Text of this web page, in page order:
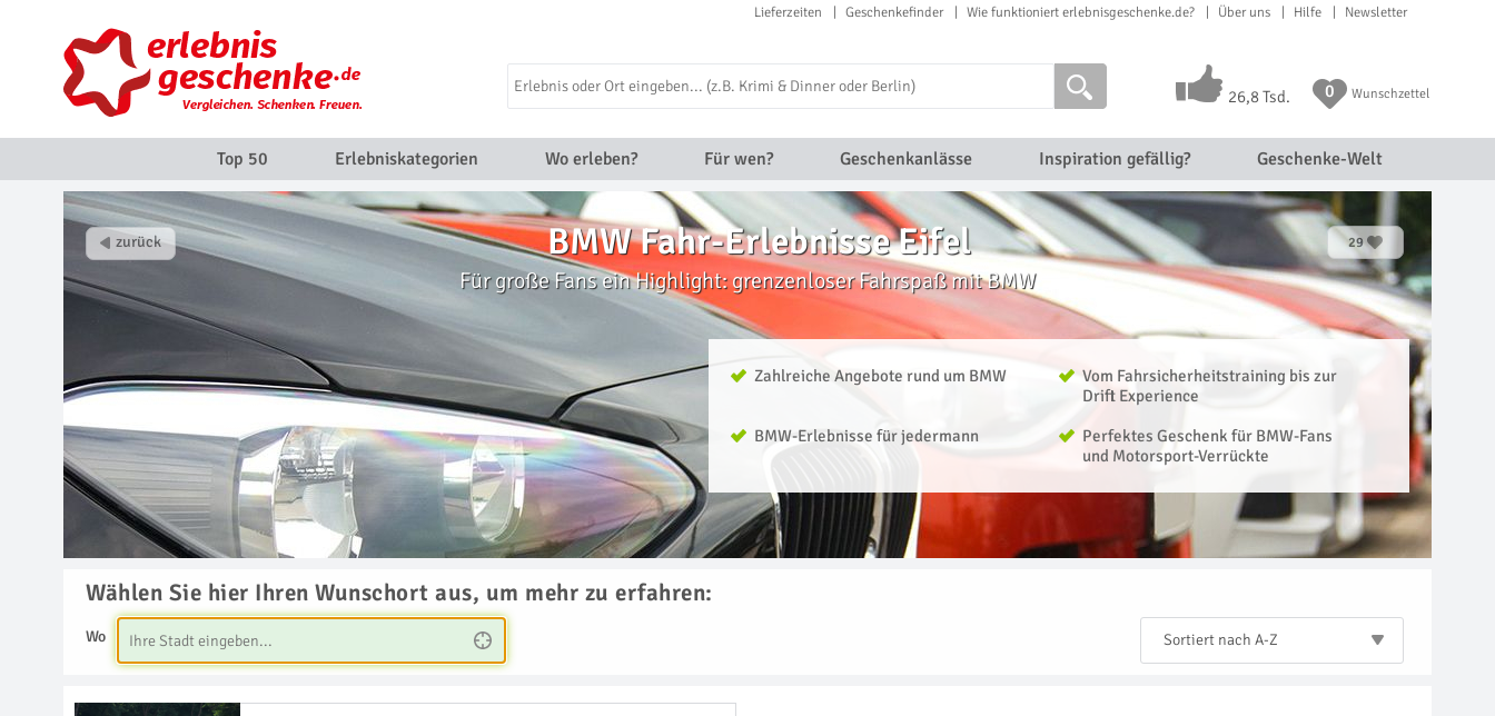
Lieferzeiten Geschenkefinder Wie funktioniert erlebnisgeschenke.de? Über uns Hilfe Newsletter
26,8 Tsd. 0 Wunschzettel
Top 50 Erlebniskategorien Wo erleben? Für wen? Geschenkanlässe Inspiration gefällig? Geschenke-Welt
BMW Fahr-Erlebnisse Eifel 29
Für große Fans ein Highlight: grenzenloser Fahrspaß mit BMW
Zahlreiche Angebote rund um BMW
Vom Fahrsicherheitstraining bis zur
Drift Experience
BMW-Erlebnisse für jedermann
Perfektes Geschenk für BMW-Fans
und Motorsport-Verrückte
Wählen Sie hier Ihren Wunschort aus, um mehr zu erfahren:
Wo Sortiert nach A-Z